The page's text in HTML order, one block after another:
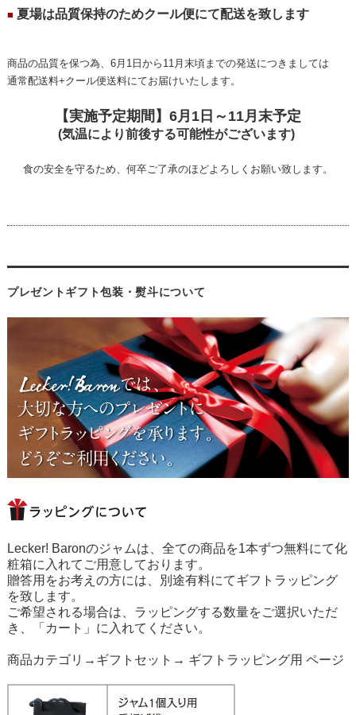
■ 夏場は品質保持のためクール便にて配送を致します
商品の品質を保つ為、6月1日から11月末頃までの発送につきましては
通常配送料+クール便送料にてお届けいたします。
【実施予定期間】6月1日～11月末予定
(気温により前後する可能性がございます)
食の安全を守るため、何卒ご了承のほどよろしくお願い致します。
プレゼントギフト包装・熨斗について
Lecker! Baronのジャムは、全ての商品を1本ずつ無料にて化
粧箱に入れてご用意しております。
贈答用をお考えの方には、別途有料にてギフトラッピング
を致します。
ご希望される場合は、ラッピングする数量をご選択いただ
き、「カート」に入れてください。
商品カテゴリ→ギフトセット→ ギフトラッピング用 ページ